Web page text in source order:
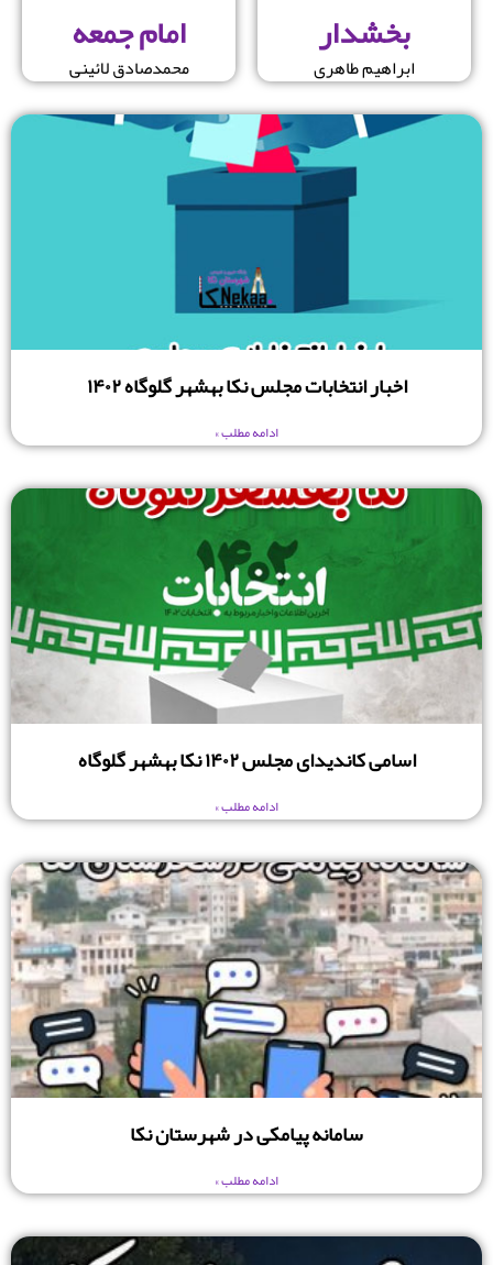
بخشدار
ابراهیم طاهری
امام جمعه
محمدصادق لائینی
اخبار انتخابات مجلس نکا بهشهر گلوگاه ۱۴۰۲
ادامه مطلب »
اسامی کاندیدای مجلس ۱۴۰۲ نکا بهشهر گلوگاه
ادامه مطلب »
سامانه پیامکی در شهرستان نکا
ادامه مطلب »